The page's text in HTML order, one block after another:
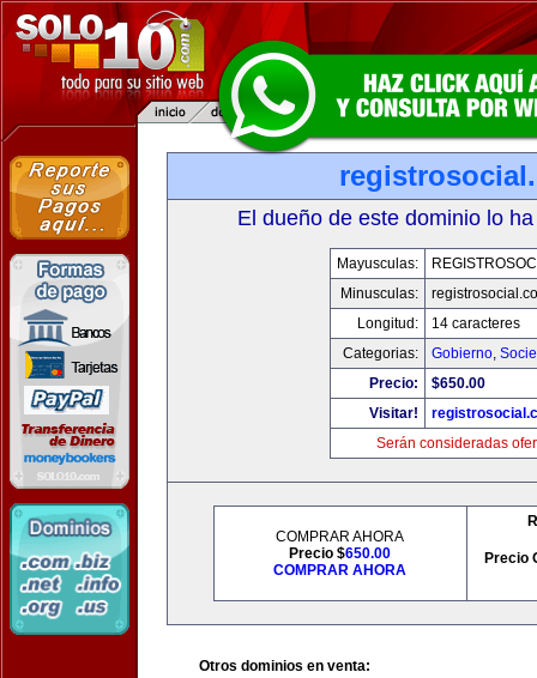
El dueño de este dominio lo
Mayusculas:
Minusculas:
Longitud:
14 caracteres
Categorias:
Gobierno,
Precio:
$650.00
Visitar!
Serán consideradas
COMPRAR AHORA
Precio $650.00
COMPRAR AHORA
Precio
Otros dominios en venta: